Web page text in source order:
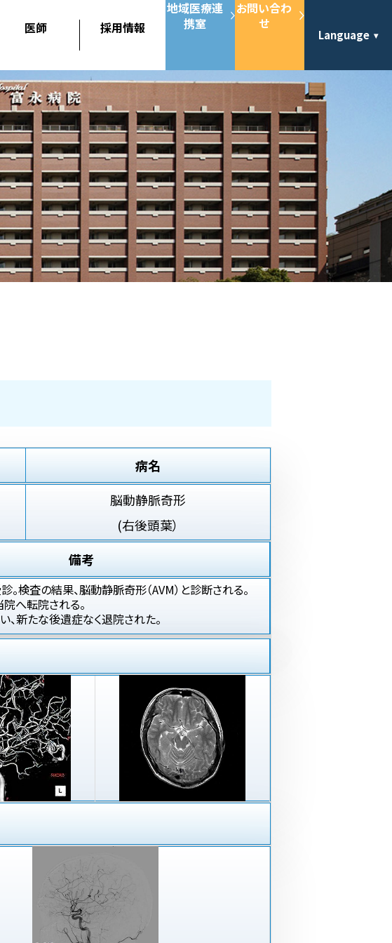
医師 採用情報
地域医療連
携室
お問い合わ
せ
Language
病名
脳動静脈奇形
(右後頭葉）
備考
。検査の結果、脳動静脈奇形（AVM）と診断される。
へ転院される。
新たな後遺症なく退院された。